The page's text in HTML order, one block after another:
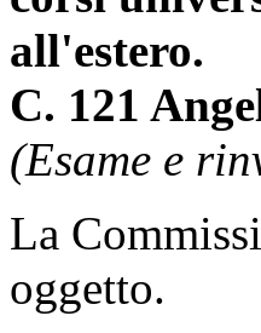
all'estero.
C. 121
(Esame e
La
oggetto.